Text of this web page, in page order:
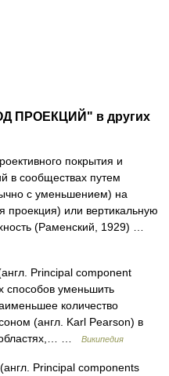
ПРОЕКЦИЙ" в других
покрытия и
в сообществах путем
с уменьшением) на
проекция) или вертикальную
(Раменский, 1929) …
Principal component
способов уменьшить
количество
(англ. Karl Pearson) в
областях,… …
Википедия
Principal components